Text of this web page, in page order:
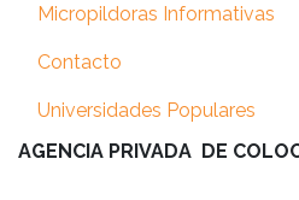
Micropildoras Informativas
Contacto
Universidades Populares
AGENCIA PRIVADA DE